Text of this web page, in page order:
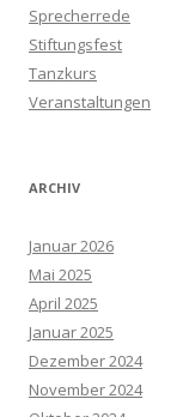
Sprecherrede
Stiftungsfest
Tanzkurs
Veranstaltungen
ARCHIV
Januar 2026
Mai 2025
April 2025
Januar 2025
Dezember 2024
November 2024